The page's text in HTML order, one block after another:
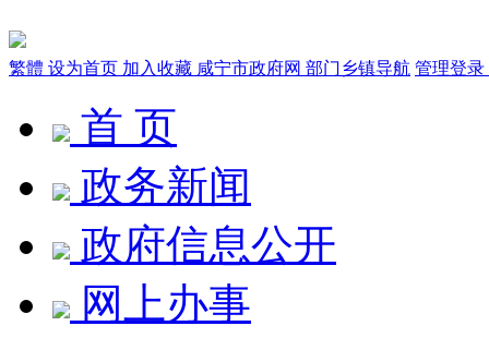
繁體 设为首页 加入收藏 咸宁市政府网 部门乡镇导航 管理登录
首 页
政务新闻
政府信息公开
网上办事